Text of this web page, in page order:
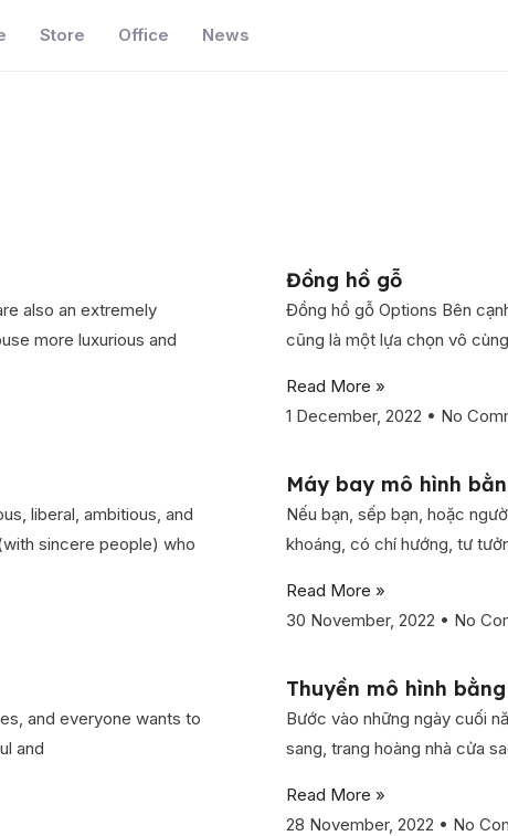
Store Office News
also an extremely
more luxurious and
Đồng hồ gỗ
Đồng hồ gỗ Options Bên
cũng là một lựa chọn vô cùng
Read More »
1 December, 2022
No
liberal, ambitious, and
sincere people) who
Máy bay mô hình
Nếu bạn, sếp bạn, hoặc
khoáng, có chí hướng, tư
Read More »
30 November, 2022
No
and everyone wants to
and
Thuyền mô hình
Bước vào những ngày cuối
sang, trang hoàng nhà cửa
Read More »
28 November, 2022
No